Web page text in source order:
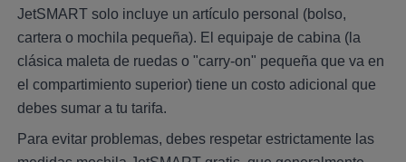
JetSMART solo incluye un artículo personal (bolso,
cartera o mochila pequeña). El equipaje de cabina (la
clásica maleta de ruedas o "carry-on" pequeña que va en
el compartimiento superior) tiene un costo adicional que
debes sumar a tu tarifa.
Para evitar problemas, debes respetar estrictamente las